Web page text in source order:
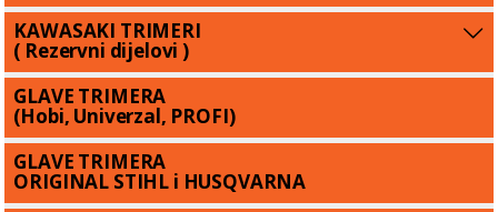
KAWASAKI TRIMERI
( Rezervni dijelovi )
GLAVE TRIMERA
(Hobi, Univerzal, PROFI)
GLAVE TRIMERA
ORIGINAL STIHL i HUSQVARNA